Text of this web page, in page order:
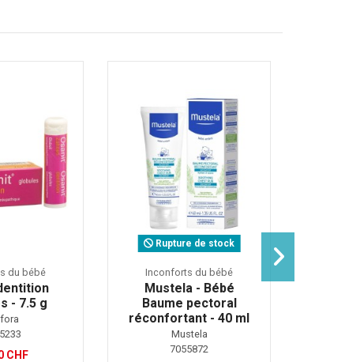
du bébé
- 7.5 g
CHF
Rupture de stock
Inconforts du bébé
Mustela - Bébé
Baume pectoral
réconfortant - 40 ml
Mustela
7055872